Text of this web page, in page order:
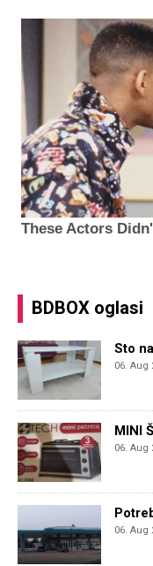
BDBOX oglasi
Sto
06. Aug
MINI
06. Aug
06. Aug